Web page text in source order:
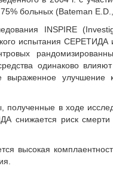
больных (Bateman
INSPIRE
испытания
одинаково
улучшение
полученные в ходе
снижается риск
высокая